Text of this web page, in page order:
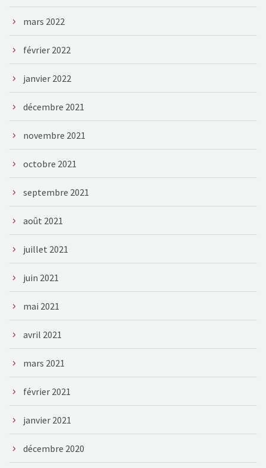
mars 2022
février 2022
janvier 2022
décembre 2021
novembre 2021
octobre 2021
septembre 2021
août 2021
juillet 2021
juin 2021
mai 2021
avril 2021
mars 2021
février 2021
janvier 2021
décembre 2020